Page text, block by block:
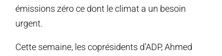
émissions zéro ce dont le climat a un besoin
urgent.
Cette semaine, les coprésidents d’ADP, Ahmed